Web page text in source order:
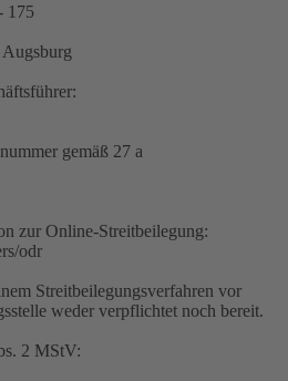
175
gemäß 27 a
zur Online-Streitbeilegung:
odr
Streitbeilegungsverfahren vor
weder verpflichtet noch bereit.
2 MStV: